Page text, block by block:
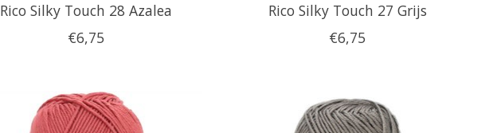
Rico Silky Touch 28 Azalea
€6,75
Rico Silky Touch 27 Grijs
€6,75